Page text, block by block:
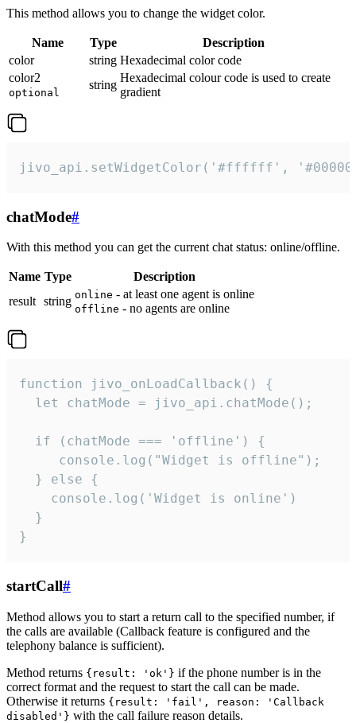
This method allows you to change the widget color.
Name Type
Description
color
string Hexadecimal color code
color2
optional
string
Hexadecimal colour code is used to create
gradient
jivo_api.setWidgetColor('#ffffff',
chatMode#
With this method you can get the current chat status: online/offline.
Name Type
Description
result string online - at least one agent is online
offline - no agents are online
function jivo_onLoadCallback() {
  let chatMode = jivo_api.chatMode();
  if (chatMode === 'offline') {
     console.log("Widget is offline");
  } else {
    console.log('Widget is online')
  }
}
startCall#
Method allows you to start a return call to the specified number, if
the calls are available (Callback feature is configured and the
telephony balance is sufficient).
Method returns {result: 'ok'} if the phone number is in the
correct format and the request to start the call can be made.
Otherwise it returns {result: 'fail', reason: 'Callback
disabled'} with the call failure reason details.